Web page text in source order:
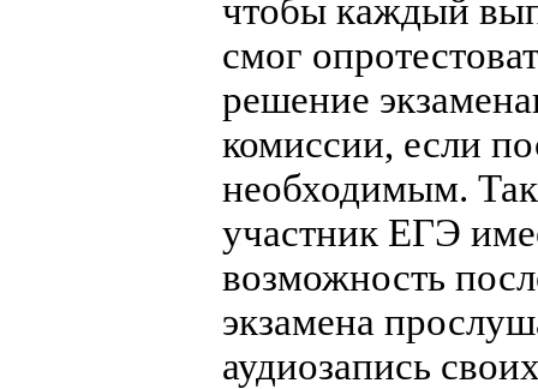
чтобы каждый
смог
решение
комиссии, если
необходимым.
участник ЕГЭ
возможность
экзамена
аудиозапись